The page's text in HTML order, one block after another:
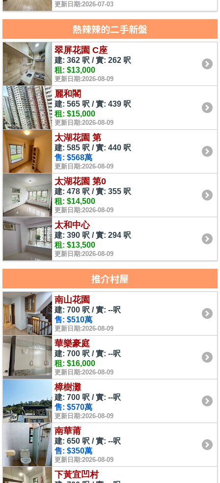
更新日期:2026-07-03
熱辣辣的二手新盤
翠屏花園 C座
建: 362 呎 / 實: 262 呎
租: $13,000
更新日期:2026-08-09
麗和閣
建: 565 呎 / 實: 439 呎
租: $15,000
更新日期:2026-08-09
太湖花園 第
建: 585 呎 / 實: 440 呎
售: $568萬
更新日期:2026-08-09
太湖花園 第0
建: 478 呎 / 實: 355 呎
租: $14,500
更新日期:2026-08-09
太和中心
建: 390 呎 / 實: 294 呎
租: $13,500
更新日期:2026-08-09
推介村屋
南山花園
建: 700 呎 / 實: --呎
售: $510萬
更新日期:2026-08-09
華樂豪庭
建: 700 呎 / 實: --呎
租: $16,000
更新日期:2026-08-09
樟樹灘
建: 700 呎 / 實: --呎
售: $570萬
更新日期:2026-08-09
南華莆
建: 650 呎 / 實: --呎
售: $350萬
更新日期:2026-08-09
下黃宜凹村